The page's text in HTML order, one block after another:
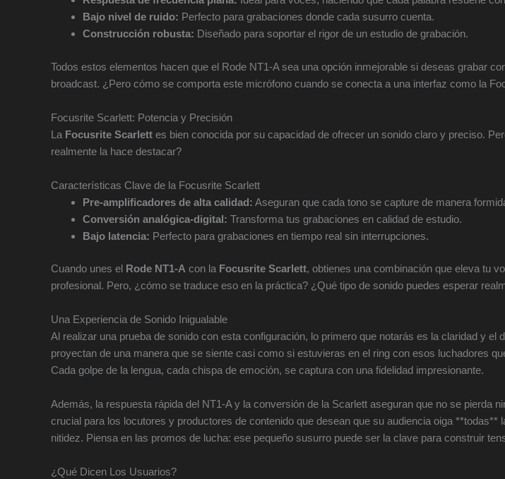
Bajo nivel de ruido: Perfecto para grabaciones donde cada susurro cuenta.
Construcción robusta: Diseñado para soportar el rigor de un estudio de grabación.
Todos estos elementos hacen que el Rode NT1-A sea una opción inmejorable si deseas grabar
broadcast. ¿Pero cómo se comporta este micrófono cuando se conecta a una interfaz como la
Focusrite Scarlett: Potencia y Precisión
La Focusrite Scarlett es bien conocida por su capacidad de ofrecer un sonido claro y preciso.
realmente la hace destacar?
Características Clave de la Focusrite Scarlett
Pre-amplificadores de alta calidad: Aseguran que cada tono se capture de manera
Conversión analógica-digital: Transforma tus grabaciones en calidad de estudio.
Bajo latencia: Perfecto para grabaciones en tiempo real sin interrupciones.
Cuando unes el Rode NT1-A con la Focusrite Scarlett, obtienes una combinación que eleva tu
profesional. Pero, ¿cómo se traduce eso en la práctica? ¿Qué tipo de sonido puedes esperar
Una Experiencia de Sonido Inigualable
Al realizar una prueba de sonido con esta configuración, lo primero que notarás es la claridad y el
proyectan de una manera que se siente casi como si estuvieras en el ring con esos luchadores
Cada golpe de la lengua, cada chispa de emoción, se captura con una fidelidad impresionante.
Además, la respuesta rápida del NT1-A y la conversión de la Scarlett aseguran que no se pierda
crucial para los locutores y productores de contenido que desean que su audiencia oiga **todas**
nitidez. Piensa en las promos de lucha: ese pequeño susurro puede ser la clave para construir
¿Qué Dicen Los Usuarios?